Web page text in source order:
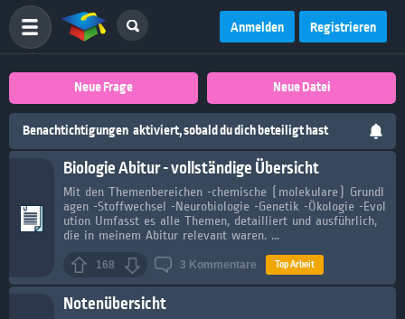
Anmelden Registrieren
Neue Frage Neue Datei
Benachtichtigungen aktiviert, sobald du dich beteiligt hast
Biologie Abitur - vollständige Übersicht
Mit den Themenbereichen -chemische (molekulare) Grundl
agen -Stoffwechsel -Neurobiologie -Genetik -Ökologie -Evol
ution Umfasst es alle Themen, detailliert und ausführlich,
die in meinem Abitur relevant waren. ...
168 3 Kommentare Top Arbeit
Notenübersicht